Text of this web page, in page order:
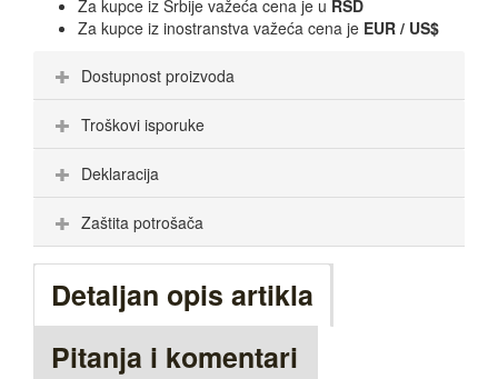
Za kupce iz Srbije važeća cena je u RSD
Za kupce iz inostranstva važeća cena je EUR / US$
Dostupnost proizvoda
Troškovi isporuke
Deklaracija
Zaštita potrošača
Detaljan opis artikla
Pitanja i komentari